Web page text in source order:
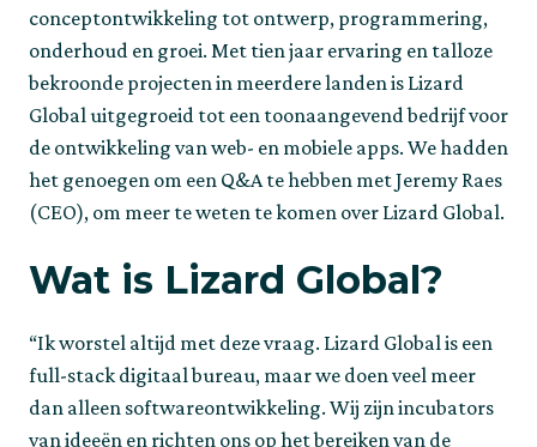
conceptontwikkeling tot ontwerp, programmering,
onderhoud en groei. Met tien jaar ervaring en talloze
bekroonde projecten in meerdere landen is Lizard
Global uitgegroeid tot een toonaangevend bedrijf voor
de ontwikkeling van web- en mobiele apps. We hadden
het genoegen om een Q&A te hebben met Jeremy Raes
(CEO), om meer te weten te komen over Lizard Global.
Wat is Lizard Global?
“Ik worstel altijd met deze vraag. Lizard Global is een
full-stack digitaal bureau, maar we doen veel meer
dan alleen softwareontwikkeling. Wij zijn incubators
van ideeën en richten ons op het bereiken van de